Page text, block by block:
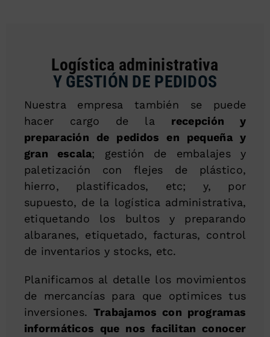
Logística administrativa
Y GESTIÓN DE PEDIDOS
Nuestra empresa también se puede
hacer cargo de la recepción y
preparación de pedidos en pequeña y
gran escala; gestión de embalajes y
paletización con flejes de plástico,
hierro, plastificados, etc; y, por
supuesto, de la logística administrativa,
etiquetando los bultos y preparando
albaranes, etiquetado, facturas, control
de inventarios y stocks, etc.
Planificamos al detalle los movimientos
de mercancías para que optimices tus
inversiones. Trabajamos con programas
informáticos que nos facilitan conocer